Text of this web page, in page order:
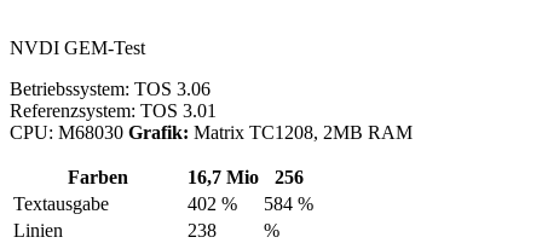
NVDI GEM-Test
Betriebssystem: TOS 3.06
Referenzsystem: TOS 3.01
CPU: M68030 Grafik: Matrix TC1208, 2MB RAM
Farben 16,7 Mio
256
Textausgabe
402 %
584 %
Linien
238
%